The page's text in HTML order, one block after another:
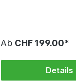
Ab CHF 199.00*
Details